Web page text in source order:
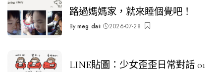
路過媽媽家，就來睡個覺吧！
Posted
By meg dai 2026-07-28
LINE貼圖：少女歪歪日常對話 01